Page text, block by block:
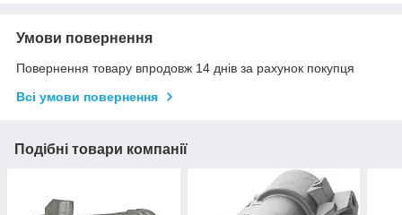
Умови повернення
Повернення товару впродовж 14 днів за рахунок покупця
Всі умови повернення
Подібні товари компанії